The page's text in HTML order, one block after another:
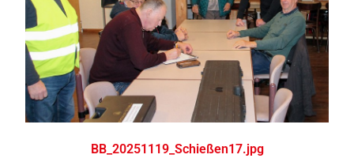
BB_20251119_Schießen17.jpg